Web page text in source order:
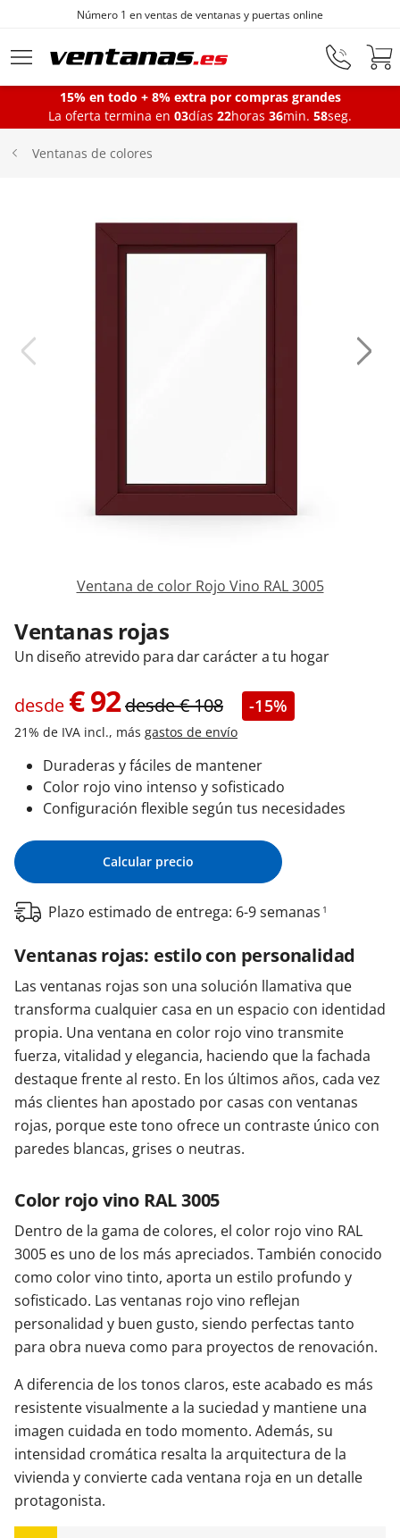
Ir al contenido principal
Número 1 en ventas de ventanas y puertas online
Ventanas
Puertas Entrada
15% en todo + 8% extra por compras grandes
La oferta termina en 03días 22horas 36min. 57seg.
Ventanas de colores
Ventana de color Rojo Vino RAL 3005
Ventanas rojas
Un diseño atrevido para dar carácter a tu hogar
desde €92desde€108 -15%
21% de IVA incl., más gastos de envío
Duraderas y fáciles de mantener
Color rojo vino intenso y sofisticado
Configuración flexible según tus necesidades
Calcular precio
Plazo estimado de entrega: 6-9 semanas 1
Ventanas rojas: estilo con personalidad
Las ventanas rojas son una solución llamativa que
transforma cualquier casa en un espacio con identidad
propia. Una ventana en color rojo vino transmite
fuerza, vitalidad y elegancia, haciendo que la fachada
destaque frente al resto. En los últimos años, cada vez
más clientes han apostado por casas con ventanas
rojas, porque este tono ofrece un contraste único con
paredes blancas, grises o neutras.
Color rojo vino RAL 3005
Dentro de la gama de colores, el color rojo vino RAL
3005 es uno de los más apreciados. También conocido
como color vino tinto, aporta un estilo profundo y
sofisticado. Las ventanas rojo vino reflejan
personalidad y buen gusto, siendo perfectas tanto
para obra nueva como para proyectos de renovación.
A diferencia de los tonos claros, este acabado es más
resistente visualmente a la suciedad y mantiene una
imagen cuidada en todo momento. Además, su
intensidad cromática resalta la arquitectura de la
vivienda y convierte cada ventana roja en un detalle
protagonista.